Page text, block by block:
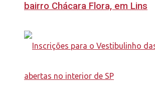
bairro Chácara Flora, em Lins